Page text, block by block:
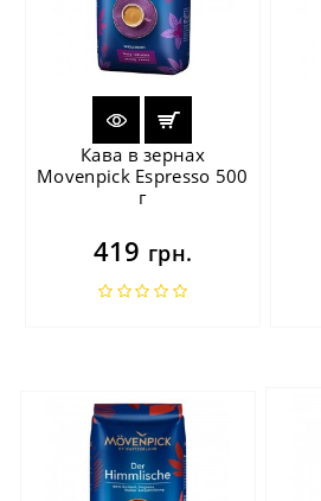
Кава в зернах
Movenpick Espresso 500
г
419 грн.